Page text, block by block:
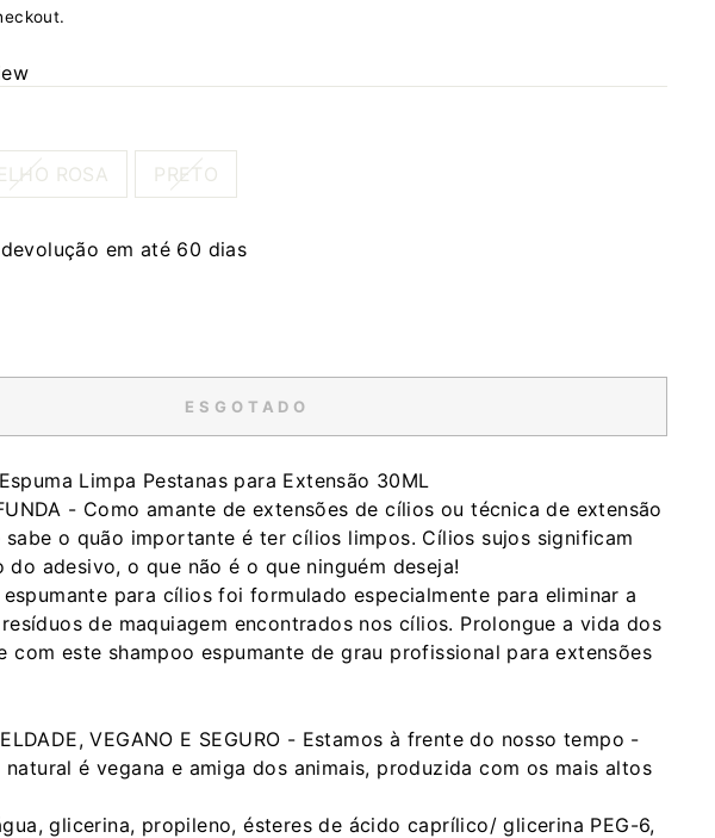
ROSA PRETO
em até 60 dias
ESGOTADO
Limpa Pestanas para Extensão 30ML
- Como amante de extensões de cílios ou técnica de extensão
o quão importante é ter cílios limpos. Cílios sujos significam
do adesivo, o que não é o que ninguém deseja!
para cílios foi formulado especialmente para eliminar a
de maquiagem encontrados nos cílios. Prolongue a vida dos
com este shampoo espumante de grau profissional para extensões
VEGANO E SEGURO - Estamos à frente do nosso tempo -
natural é vegana e amiga dos animais, produzida com os mais altos
glicerina, propileno, ésteres de ácido caprílico/ glicerina PEG-6,